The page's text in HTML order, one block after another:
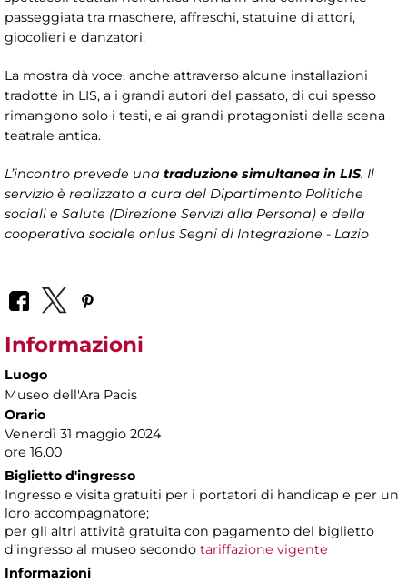
passeggiata tra maschere, affreschi, statuine di attori,
giocolieri e danzatori.
La mostra dà voce, anche attraverso alcune installazioni
tradotte in LIS, a i grandi autori del passato, di cui spesso
rimangono solo i testi, e ai grandi protagonisti della scena
teatrale antica.
L’incontro prevede una traduzione simultanea in LIS. Il
servizio è realizzato a cura del Dipartimento Politiche
sociali e Salute (Direzione Servizi alla Persona) e della
cooperativa sociale onlus Segni di Integrazione - Lazio
Informazioni
Luogo
Museo dell'Ara Pacis
Orario
Venerdì 31 maggio 2024
ore 16.00
Biglietto d'ingresso
Ingresso e visita gratuiti per i portatori di handicap e per un
loro accompagnatore;
per gli altri attività gratuita con pagamento del biglietto
d’ingresso al museo secondo tariffazione vigente
Informazioni